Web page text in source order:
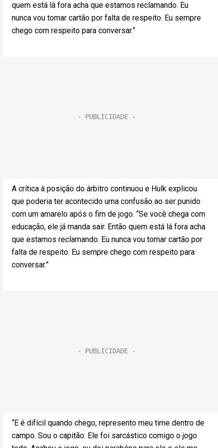
quem está lá fora acha que estamos reclamando. Eu
nunca vou tomar cartão por falta de respeito. Eu sempre
chego com respeito para conversar.”
A crítica à posição do árbitro continuou e Hulk explicou
que poderia ter acontecido uma confusão ao ser punido
com um amarelo após o fim de jogo. “Se você chega com
educação, ele já manda sair. Então quem está lá fora acha
que estamos reclamando. Eu nunca vou tomar cartão por
falta de respeito. Eu sempre chego com respeito para
conversar.”
“E é difícil quando chego, represento meu time dentro de
campo. Sou o capitão. Ele foi sarcástico comigo o jogo